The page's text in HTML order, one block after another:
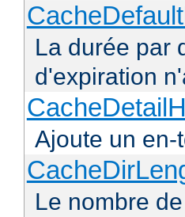
La durée par
d'expiration
Ajoute un en-
Le nombre